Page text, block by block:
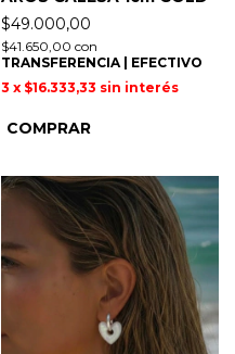
$49.000,00
$41.650,00 con
TRANSFERENCIA | EFECTIVO
3 x $16.333,33 sin interés